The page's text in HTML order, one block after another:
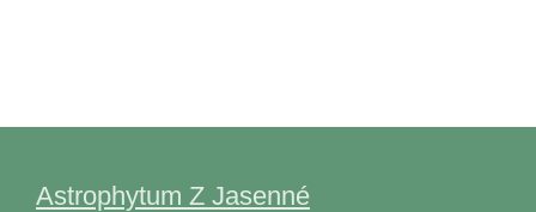
Astrophytum Z Jasenné